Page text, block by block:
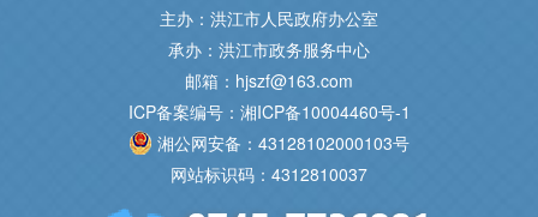
主办：洪江市人民政府办公室
承办：洪江市政务服务中心
邮箱：hjszf@163.com
ICP备案编号：湘ICP备10004460号-1
湘公网安备：43128102000103号
网站标识码：4312810037